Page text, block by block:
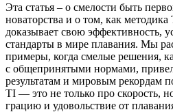
Эта статья – о смелости быть
новаторства и о том, как методика
доказывает свою эффективность,
стандарты в мире плавания. Мы
примеры, когда смелые решения,
с общепринятыми нормами,
результатам и мировым рекордам
TI — это не только про скорость,
грацию и удовольствие от